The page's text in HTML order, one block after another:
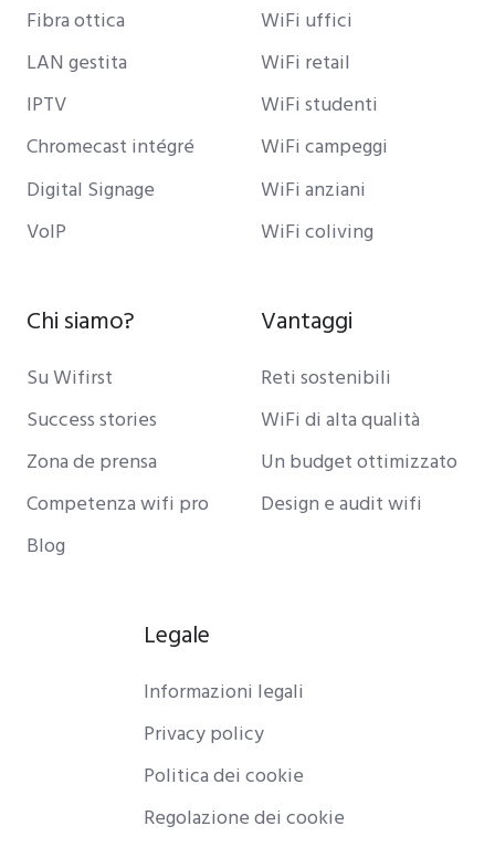
Fibra ottica
LAN gestita
IPTV
Chromecast intégré
Digital Signage
VoIP
WiFi uffici
WiFi retail
WiFi studenti
WiFi campeggi
WiFi anziani
WiFi coliving
Chi siamo?
Su Wifirst
Success stories
Zona de prensa
Competenza wifi pro
Blog
Vantaggi
Reti sostenibili
WiFi di alta qualità
Un budget ottimizzato
Design e audit wifi
Legale
Informazioni legali
Privacy policy
Politica dei cookie
Regolazione dei cookie